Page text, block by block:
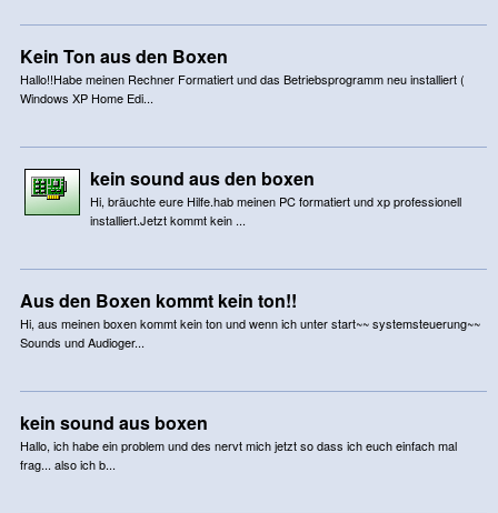
Kein Ton aus den Boxen
Hallo!!Habe meinen Rechner Formatiert und das Betriebsprogramm neu installiert (
Windows XP Home Edi...
kein sound aus den boxen
Hi, bräuchte eure Hilfe.hab meinen PC formatiert und xp professionell
installiert.Jetzt kommt kein ...
Aus den Boxen kommt kein ton!!
Hi, aus meinen boxen kommt kein ton und wenn ich unter start~~ systemsteuerung~~
Sounds und Audioger...
kein sound aus boxen
Hallo, ich habe ein problem und des nervt mich jetzt so dass ich euch einfach mal
frag... also ich b...